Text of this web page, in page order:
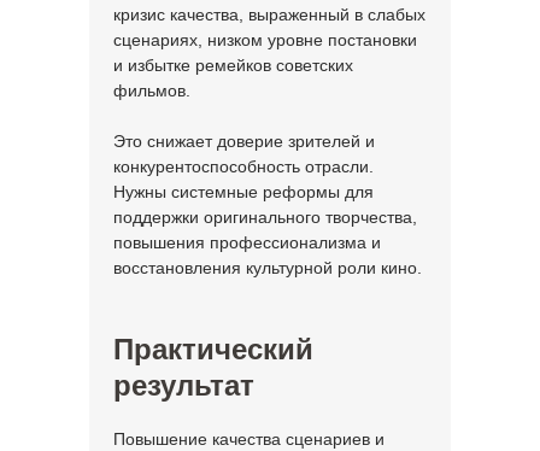
кризис качества, выраженный в слабых
сценариях, низком уровне постановки
и избытке ремейков советских
фильмов.
Это снижает доверие зрителей и
конкурентоспособность отрасли.
Нужны системные реформы для
поддержки оригинального творчества,
повышения профессионализма и
восстановления культурной роли кино.
Практический
результат
Повышение качества сценариев и